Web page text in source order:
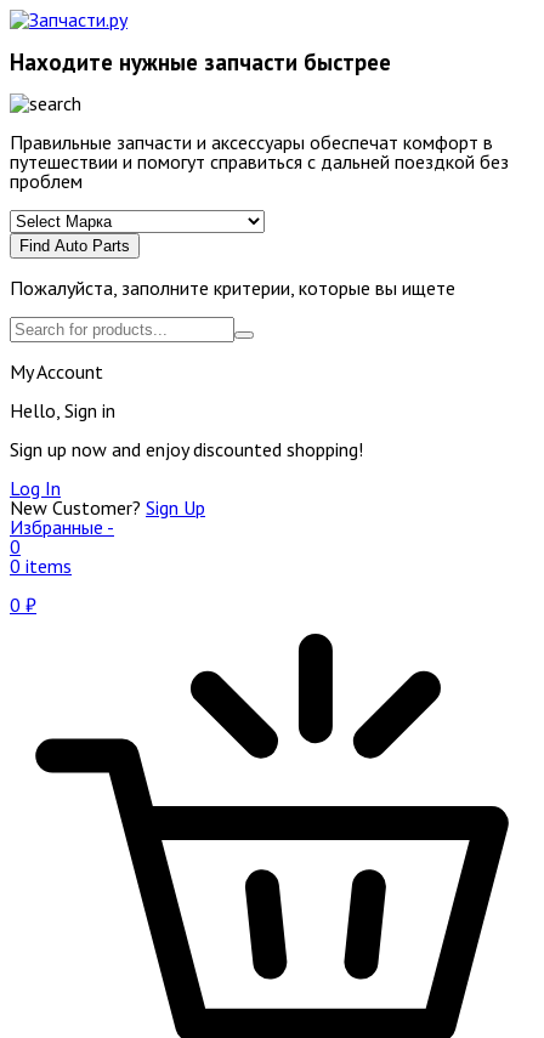
Находите нужные запчасти быстрее
Правильные запчасти и аксессуары обеспечат комфорт в
путешествии и помогут справиться с дальней поездкой без
проблем
Find Auto Parts
Пожалуйста, заполните критерии, которые вы ищете
My Account
Hello, Sign in
Sign up now and enjoy discounted shopping!
Log In
New Customer? Sign Up
Избранные -
0
0 items
0 ₽